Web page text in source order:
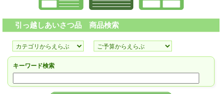
引っ越しあいさつ品 商品検索
キーワード検索